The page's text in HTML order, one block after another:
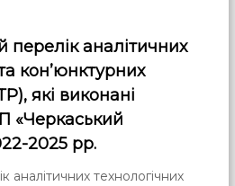
аналітичних
кон’юнктурних
які виконані
«Черкаський
2025 рр.
аналітичних технологічних